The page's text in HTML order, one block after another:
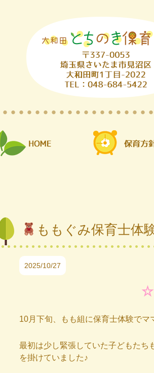
ももぐみ保育士体
2025/10/27
☆
10月下旬、もも組に保育士体験でマ
最初は少し緊張していた子どもたち
を掛けていました♪